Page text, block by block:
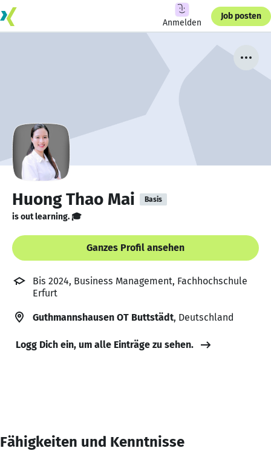
Anmelden
Job posten
Huong Thao Mai Basis
is out learning. 🎓
Ganzes Profil ansehen
Bis 2024, Business Management, Fachhochschule
Erfurt
Guthmannshausen OT Buttstädt, Deutschland
Logg Dich ein, um alle Einträge zu sehen.
Fähigkeiten und Kenntnisse